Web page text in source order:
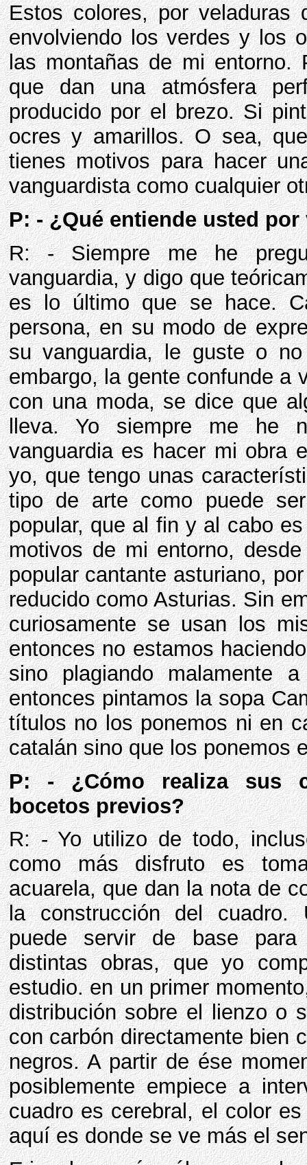
Estos colores, por veladuras
envolviendo los verdes y los
las montañas de mi entorno.
que dan una atmósfera
producido por el brezo. Si
ocres y amarillos. O sea,
tienes motivos para hacer
vanguardista como cualquier
P: - ¿Qué entiende usted
R: - Siempre me he
vanguardia, y digo que
es lo último que se hace.
persona, en su modo de
su vanguardia, le guste o
embargo, la gente confunde a
con una moda, se dice que
lleva. Yo siempre me he
vanguardia es hacer mi obra
yo, que tengo unas
tipo de arte como puede
popular, que al fin y al cabo
motivos de mi entorno,
popular cantante asturiano,
reducido como Asturias. Sin
curiosamente se usan los
entonces no estamos
sino plagiando malamente
entonces pintamos la sopa
títulos no los ponemos ni en
catalán sino que los ponemos
P: - ¿Cómo realiza sus
bocetos previos?
R: - Yo utilizo de todo,
como más disfruto es
acuarela, que dan la nota de
la construcción del cuadro.
puede servir de base
distintas obras, que yo
estudio. en un primer
distribución sobre el lienzo o
con carbón directamente bien
negros. A partir de ése
posiblemente empiece a
cuadro es cerebral, el color
aquí es donde se ve más el